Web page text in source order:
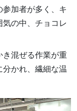
加者が多く、キ
の中、チョコレ
き混ぜる作業が重
かれ、繊細な温